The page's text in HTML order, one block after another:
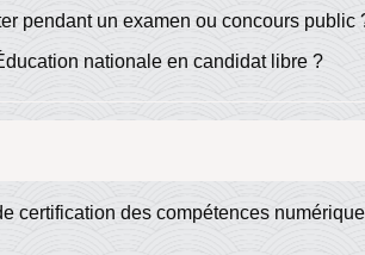
pendant un examen ou concours public
nationale en candidat libre ?
certification des compétences